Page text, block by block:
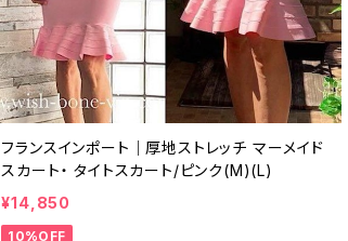
フランスインポート｜厚地ストレッチ マーメイド
スカート・ タイトスカート/ピンク(M)(L)
¥14,850
10%OFF